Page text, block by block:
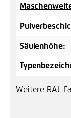
Säulenhöhe:
Weitere RAL-